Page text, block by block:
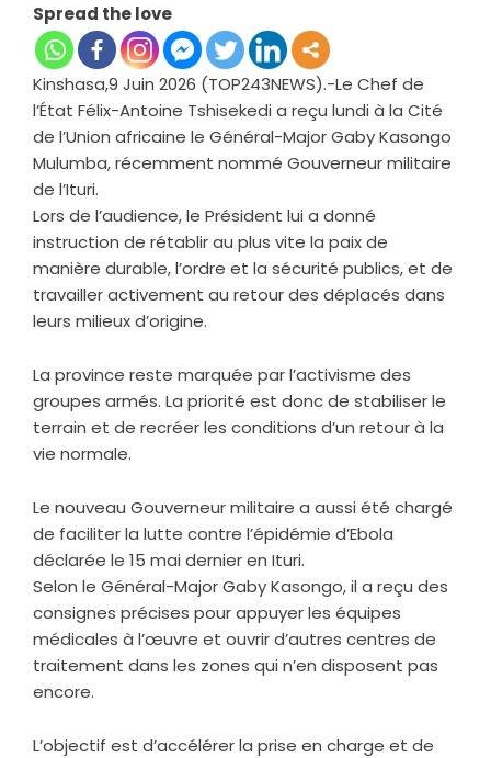
Spread the love
Kinshasa,9 Juin 2026 (TOP243NEWS).-Le Chef de
l’État Félix-Antoine Tshisekedi a reçu lundi à la Cité
de l’Union africaine le Général-Major Gaby Kasongo
Mulumba, récemment nommé Gouverneur militaire
de l’Ituri.
Lors de l’audience, le Président lui a donné
instruction de rétablir au plus vite la paix de
manière durable, l’ordre et la sécurité publics, et de
travailler activement au retour des déplacés dans
leurs milieux d’origine.
La province reste marquée par l’activisme des
groupes armés. La priorité est donc de stabiliser le
terrain et de recréer les conditions d’un retour à la
vie normale.
Le nouveau Gouverneur militaire a aussi été chargé
de faciliter la lutte contre l’épidémie d’Ebola
déclarée le 15 mai dernier en Ituri.
Selon le Général-Major Gaby Kasongo, il a reçu des
consignes précises pour appuyer les équipes
médicales à l’œuvre et ouvrir d’autres centres de
traitement dans les zones qui n’en disposent pas
encore.
L’objectif est d’accélérer la prise en charge et de